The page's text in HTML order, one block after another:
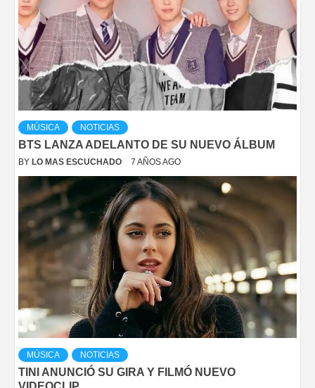
MÚSICA NOTICIAS
BTS LANZA ADELANTO DE SU NUEVO ÁLBUM
BY LO MAS ESCUCHADO 7 AÑOS AGO
MÚSICA NOTICIAS
TINI ANUNCIÓ SU GIRA Y FILMÓ NUEVO